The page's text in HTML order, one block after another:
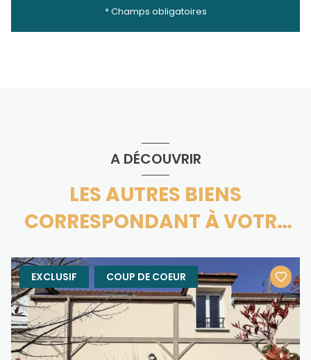
* Champs obligatoires
A DÉCOUVRIR
LES AUTRES BIENS
CORRESPONDANT À VOTRE
EXCLUSIF COUP DE COEUR